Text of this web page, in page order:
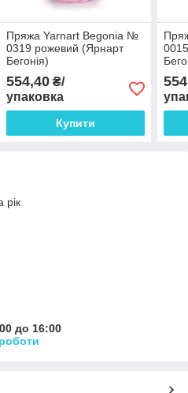
Пряжа Yarnart Begonia №
0319 рожевий (Ярнарт
Бегонія)
554,40₴/
упаковка
Купити
рік
до 16:00